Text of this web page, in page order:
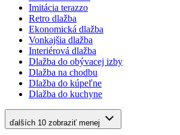
Imitácia terazzo
Retro dlažba
Ekonomická dlažba
Vonkajšia dlažba
Interiérová dlažba
Dlažba do obývacej izby
Dlažba na chodbu
Dlažba do kúpeľne
Dlažba do kuchyne
ďalších 10 zobraziť menej